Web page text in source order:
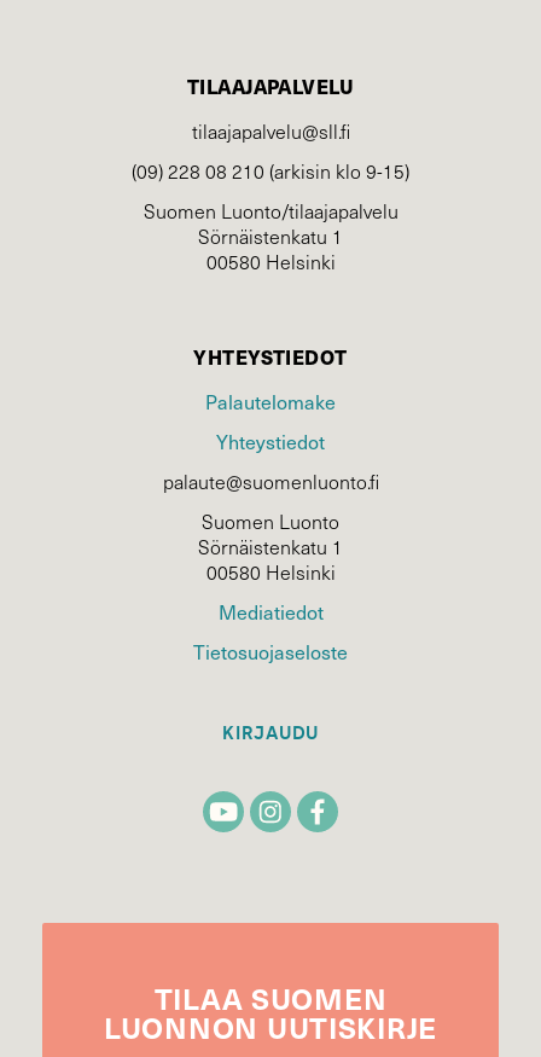
TILAAJAPALVELU
tilaajapalvelu@sll.fi
(09) 228 08 210 (arkisin klo 9-15)
Suomen Luonto/tilaajapalvelu
Sörnäistenkatu 1
00580 Helsinki
YHTEYSTIEDOT
Palautelomake
Yhteystiedot
palaute@suomenluonto.fi
Suomen Luonto
Sörnäistenkatu 1
00580 Helsinki
Mediatiedot
Tietosuojaseloste
KIRJAUDU
TILAA SUOMEN
LUONNON UUTIS­KIRJE